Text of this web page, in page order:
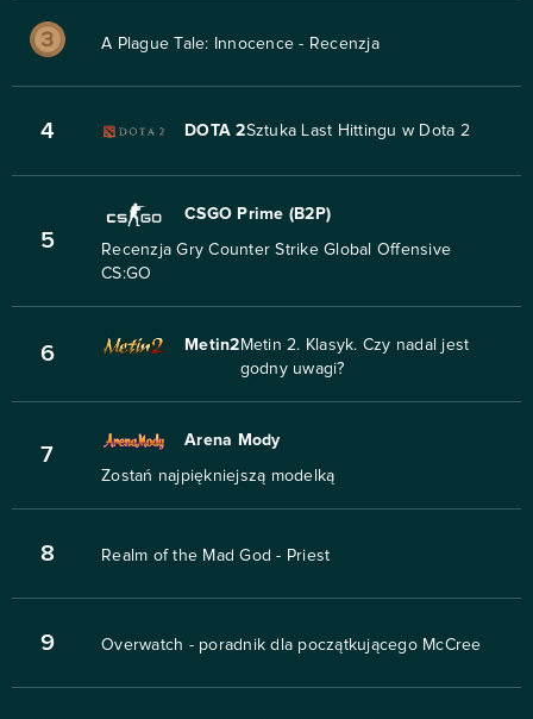
A Plague Tale: Innocence - Recenzja
4 DOTA 2Sztuka Last Hittingu w Dota 2
5
CSGO Prime (B2P)
Recenzja Gry Counter Strike Global Offensive
CS:GO
6 Metin2 Metin 2. Klasyk. Czy nadal jest
godny uwagi?
7
Arena Mody
Zostań najpiękniejszą modelką
8 Realm of the Mad God - Priest
9 Overwatch - poradnik dla początkującego McCree